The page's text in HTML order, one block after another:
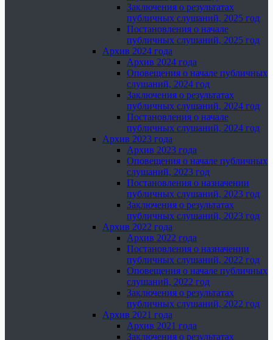
Заключения о результатах
публичных слушаний, 2025 год
Постановления о начале
публичных слушаний, 2025 год
Архив 2024 года
Архив 2024 года
Оповещения о начале публичных
слушаний, 2024 год
Заключения о результатах
публичных слушаний, 2024 год
Постановления о начале
публичных слушаний, 2024 год
Архив 2023 года
Архив 2023 года
Оповещения о начале публичных
слушаний, 2023 год
Постановления о назначении
публичных слушаний, 2023 год
Заключения о результатах
публичных слушаний, 2023 год
Архив 2022 года
Архив 2022 года
Постановления о назначении
публичных слушаний, 2022 год
Оповещения о начале публичных
слушаний, 2022 год
Заключения о результатах
публичных слушаний, 2022 год
Архив 2021 года
Архив 2021 года
Заключения о результатах